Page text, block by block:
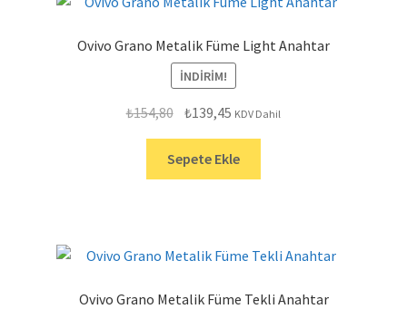
Ovivo Grano Metalik Füme Light Anahtar
İNDIRIM!
₺154,80 Orijinal
fiyat:
₺154,80.
₺139,45 Şu
andaki
fiyat:
₺139,45.
KDV Dahil
Sepete Ekle
Ovivo Grano Metalik Füme Tekli Anahtar